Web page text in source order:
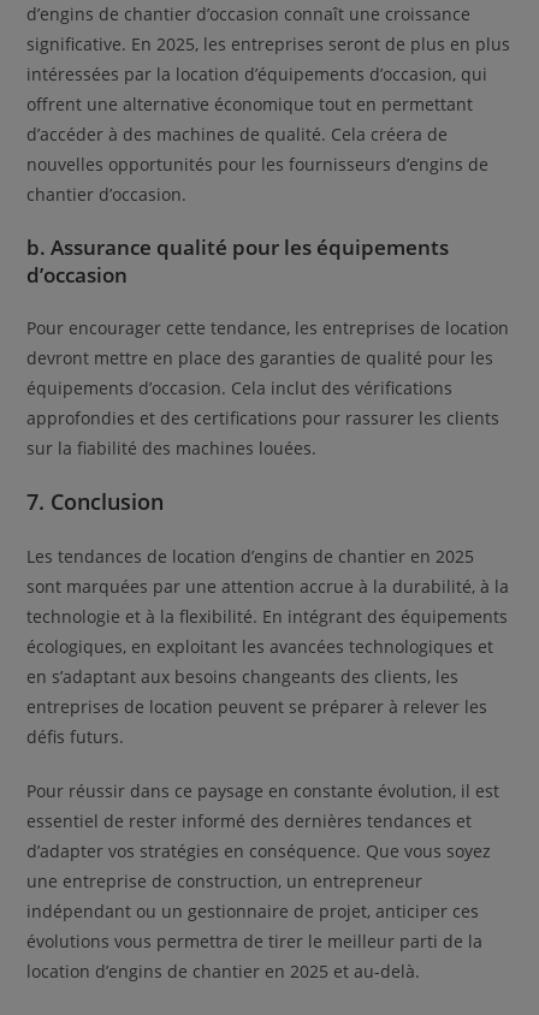
d’engins de chantier d’occasion connaît une croissance
significative. En 2025, les entreprises seront de plus en plus
intéressées par la location d’équipements d’occasion, qui
offrent une alternative économique tout en permettant
d’accéder à des machines de qualité. Cela créera de
nouvelles opportunités pour les fournisseurs d’engins de
chantier d’occasion.
b. Assurance qualité pour les équipements
d’occasion
Pour encourager cette tendance, les entreprises de location
devront mettre en place des garanties de qualité pour les
équipements d’occasion. Cela inclut des vérifications
approfondies et des certifications pour rassurer les clients
sur la fiabilité des machines louées.
7. Conclusion
Les tendances de location d’engins de chantier en 2025
sont marquées par une attention accrue à la durabilité, à la
technologie et à la flexibilité. En intégrant des équipements
écologiques, en exploitant les avancées technologiques et
en s’adaptant aux besoins changeants des clients, les
entreprises de location peuvent se préparer à relever les
défis futurs.
Pour réussir dans ce paysage en constante évolution, il est
essentiel de rester informé des dernières tendances et
d’adapter vos stratégies en conséquence. Que vous soyez
une entreprise de construction, un entrepreneur
indépendant ou un gestionnaire de projet, anticiper ces
évolutions vous permettra de tirer le meilleur parti de la
location d’engins de chantier en 2025 et au-delà.